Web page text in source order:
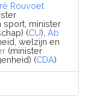
Rouvoet
minister
(CU),Ab
welzijn en
(minister
(CDA)